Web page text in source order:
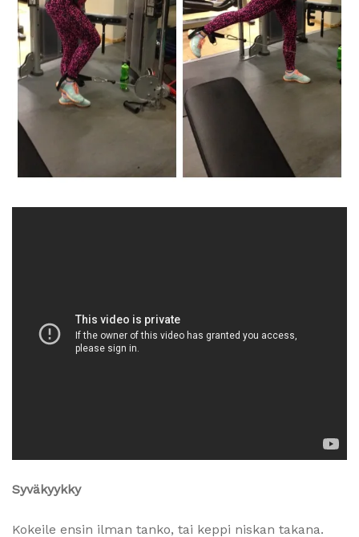
Syväkyykky
Kokeile ensin ilman tanko, tai keppi niskan takana.